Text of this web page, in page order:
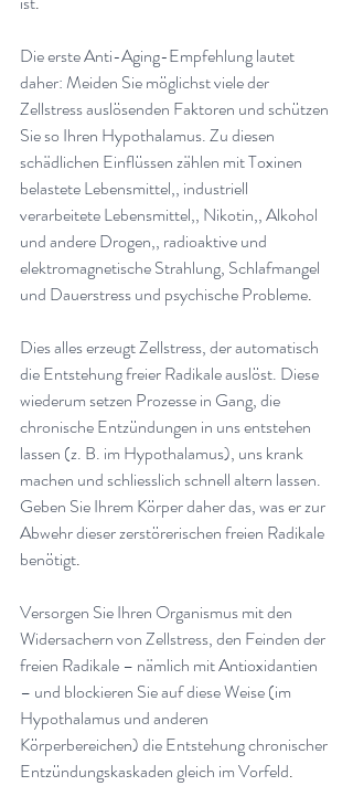
Die erste Anti-Aging-Empfehlung lautet
daher: Meiden Sie möglichst viele der
Zellstress auslösenden Faktoren und schützen
Sie so Ihren Hypothalamus. Zu diesen
schädlichen Einflüssen zählen mit Toxinen
belastete Lebensmittel,, industriell
verarbeitete Lebensmittel,, Nikotin,, Alkohol
und andere Drogen,, radioaktive und
elektromagnetische Strahlung, Schlafmangel
und Dauerstress und psychische Probleme.
Dies alles erzeugt Zellstress, der automatisch
die Entstehung freier Radikale auslöst. Diese
wiederum setzen Prozesse in Gang, die
chronische Entzündungen in uns entstehen
lassen (z. B. im Hypothalamus), uns krank
machen und schliesslich schnell altern lassen.
Geben Sie Ihrem Körper daher das, was er zur
Abwehr dieser zerstörerischen freien Radikale
benötigt.
Versorgen Sie Ihren Organismus mit den
Widersachern von Zellstress, den Feinden der
freien Radikale – nämlich mit Antioxidantien
– und blockieren Sie auf diese Weise (im
Hypothalamus und anderen
Körperbereichen) die Entstehung chronischer
Entzündungskaskaden gleich im Vorfeld.